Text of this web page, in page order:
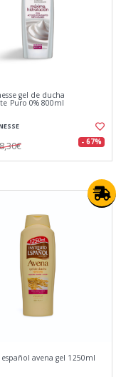
gel de ducha
Puro 0% 800ml
8,30€ - 67%
avena gel 1250ml